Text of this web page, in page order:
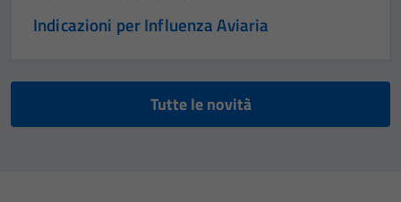
Indicazioni per Influenza Aviaria
Tutte le novità